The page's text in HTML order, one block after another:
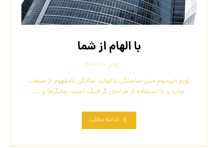
با الهام از شما
ژوئن ۱۰, ۲۰۱۷
لورم ایپسوم متن ساختگی با تولید سادگی نامفهوم از صنعت
چاپ و با استفاده از طراحان گرافیک است. چاپگرها و ...
ادامه مطلب